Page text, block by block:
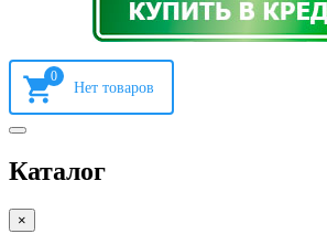
0
Каталог
×